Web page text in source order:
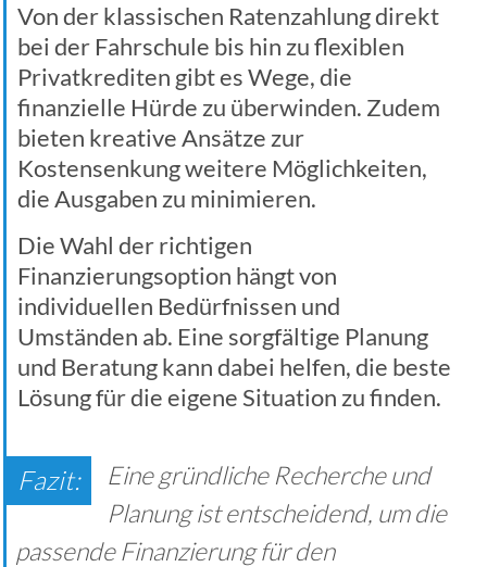
Von der klassischen Ratenzahlung direkt
bei der Fahrschule bis hin zu flexiblen
Privatkrediten gibt es Wege, die
finanzielle Hürde zu überwinden. Zudem
bieten kreative Ansätze zur
Kostensenkung weitere Möglichkeiten,
die Ausgaben zu minimieren.
Die Wahl der richtigen
Finanzierungsoption hängt von
individuellen Bedürfnissen und
Umständen ab. Eine sorgfältige Planung
und Beratung kann dabei helfen, die beste
Lösung für die eigene Situation zu finden.
Eine gründliche Recherche und
Planung ist entscheidend, um die
passende Finanzierung für den